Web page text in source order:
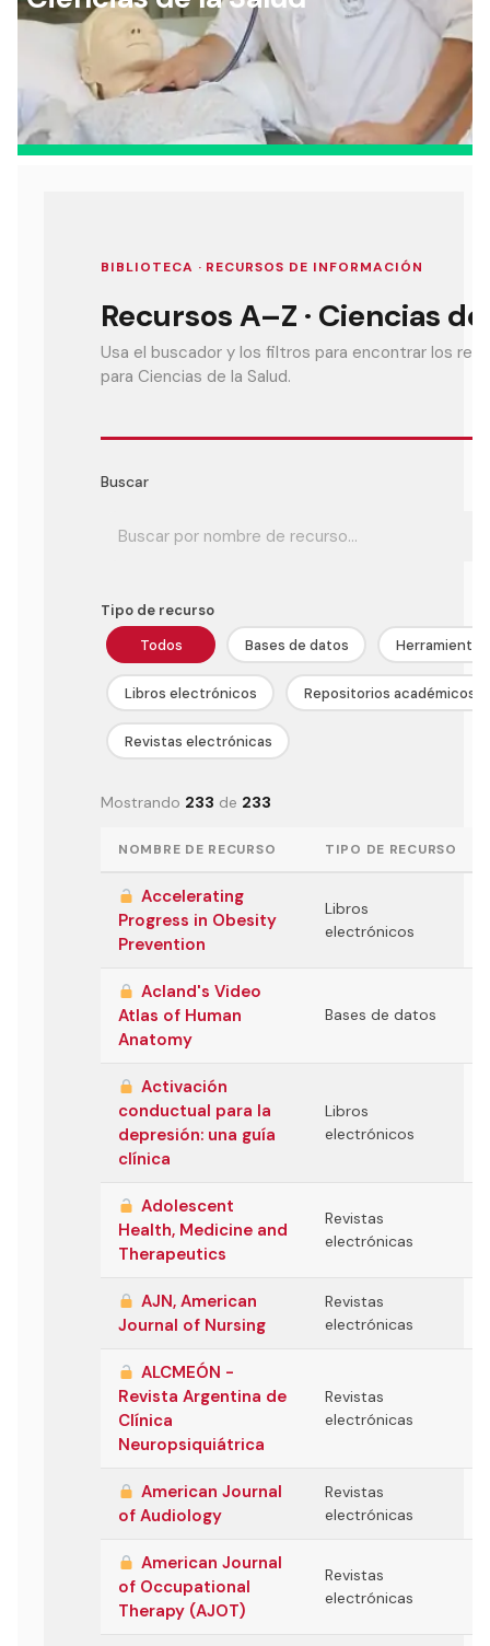
cursos
Especialidades y
estadías
Te puede
International
Facultades
interesar:
2025
vinculación con la
sociedad
Extensión Cultural
Te puede interesar:Filantropía y Donaciones
intercambio
Servicios y apoyos
Te puede
interesar:
Explora el campus
Uandes
Noticias
estudiantiles
BIBLIOTECA · RECURSOS DE INFORMACIÓN
Recursos A–Z · Ciencias
Usa el buscador y los filtros para encontrar los
para Ciencias de la Salud.
Buscar
Tipo de recurso
Todos
Bases de datos Herramientas
Libros electrónicos Repositorios académicos
Revistas electrónicas
Mostrando 233 de 233
NOMBRE DE RECURSO TIPO DE RECURSO
Accelerating
Progress in Obesity
Prevention
Libros
electrónicos
Acland's Video
Atlas of Human
Anatomy
Bases de datos
Activación
conductual para la
depresión: una guía
clínica
Libros
electrónicos
Adolescent
Health, Medicine and
Therapeutics
Revistas
electrónicas
AJN, American
Journal of Nursing
Revistas
electrónicas
ALCMEÓN -
Revista Argentina de
Clínica
Neuropsiquiátrica
Revistas
electrónicas
American Journal
of Audiology
Revistas
electrónicas
American Journal
of Occupational
Therapy (AJOT)
Revistas
electrónicas